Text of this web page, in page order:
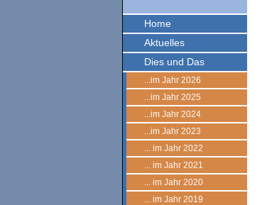
Home
Aktuelles
Dies und Das
...im Jahr 2026
...im Jahr 2025
...im Jahr 2024
...im Jahr 2023
... im Jahr 2022
... im Jahr 2021
... im Jahr 2020
... im Jahr 2019